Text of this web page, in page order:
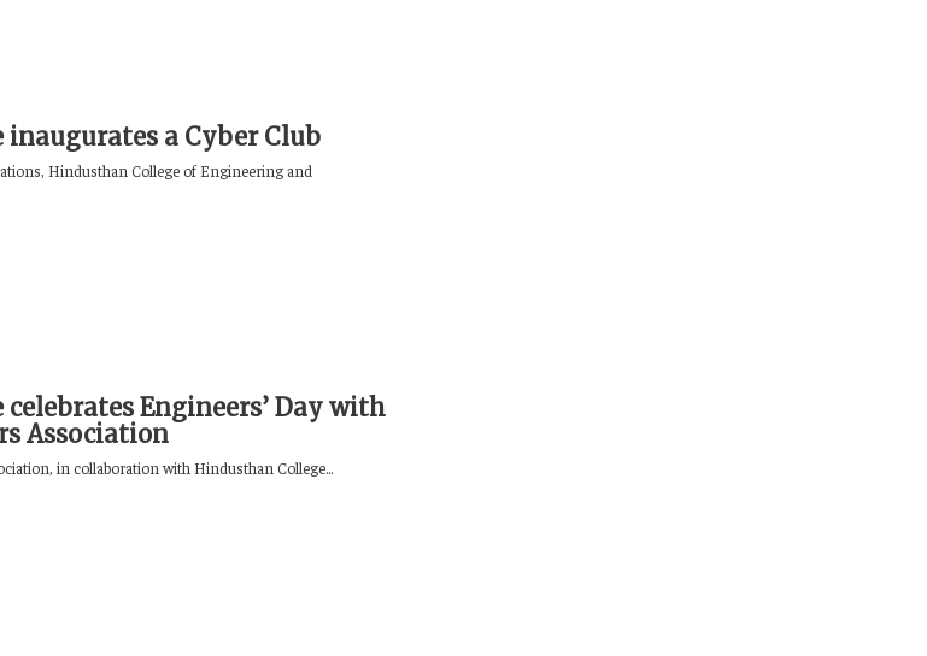
a Cyber Club
Hindusthan College of Engineering and
Engineers’ Day with
Association
in collaboration with Hindusthan College...